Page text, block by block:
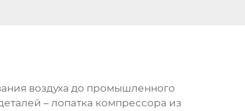
воздуха до промышленного
– лопатка компрессора из